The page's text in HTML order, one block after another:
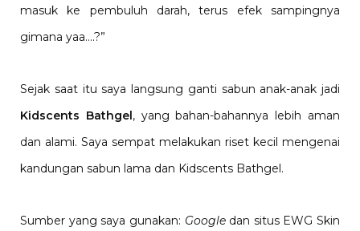
masuk ke pembuluh darah, terus efek sampingnya
gimana yaa….?”
Sejak saat itu saya langsung ganti sabun anak-anak jadi
Kidscents Bathgel, yang bahan-bahannya lebih aman
dan alami. Saya sempat melakukan riset kecil mengenai
kandungan sabun lama dan Kidscents Bathgel.
Sumber yang saya gunakan: Googledan situs EWG Skin